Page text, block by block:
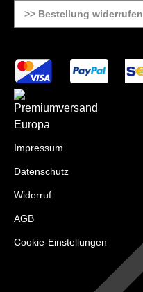
>> Bestellung widerrufen
Impressum
Datenschutz
Widerruf
AGB
Cookie-Einstellungen